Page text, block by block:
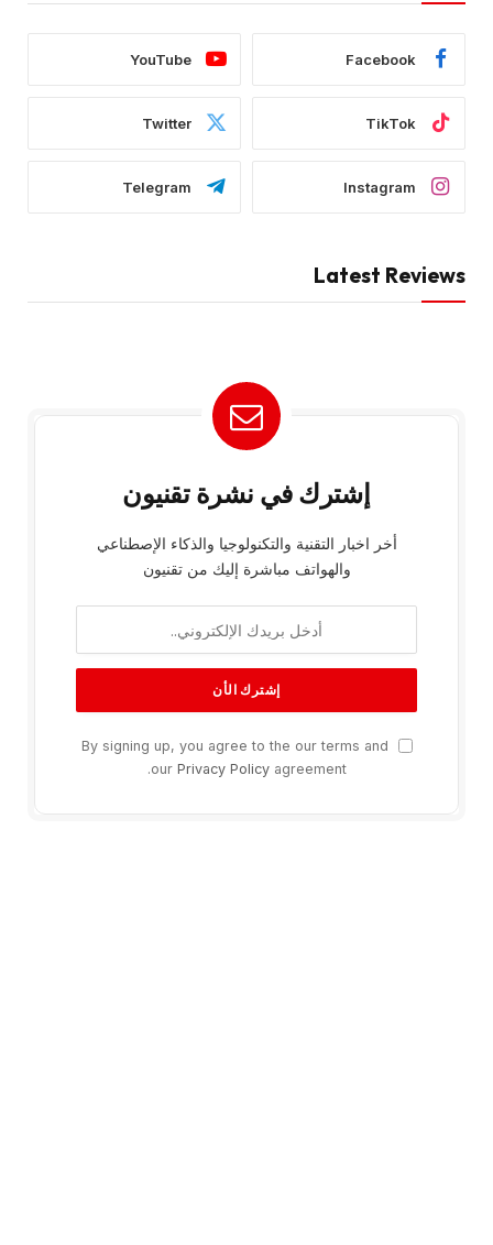
Facebook
YouTube
TikTok
Twitter
Instagram
Telegram
Latest Reviews
إشترك في نشرة تقنيون
أخر اخبار التقنية والتكنولوجيا والذكاء الإصطناعي
والهواتف مباشرة إليك من تقنيون
By signing up, you agree to the our terms and
our Privacy Policyagreement.